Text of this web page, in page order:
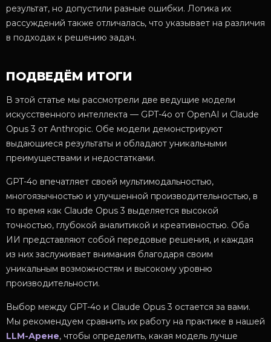
результат, но допустили разные ошибки. Логика их
рассуждений также отличалась, что указывает на различия
в подходах к решению задач.
ПОДВЕДЁМ ИТОГИ
В этой статье мы рассмотрели две ведущие модели
искусственного интеллекта — GPT-4o от OpenAI и Claude
Opus 3 от Anthropic. Обе модели демонстрируют
выдающиеся результаты и обладают уникальными
преимуществами и недостатками.
GPT-4o впечатляет своей мультимодальностью,
многоязычностью и улучшенной производительностью, в
то время как Claude Opus 3 выделяется высокой
точностью, глубокой аналитикой и креативностью. Оба
ИИ представляют собой передовые решения, и каждая
из них заслуживает внимания благодаря своим
уникальным возможностям и высокому уровню
производительности.
Выбор между GPT-4o и Claude Opus 3 остается за вами.
Мы рекомендуем сравнить их работу на практике в нашей
LLM-Арене, чтобы определить, какая модель лучше